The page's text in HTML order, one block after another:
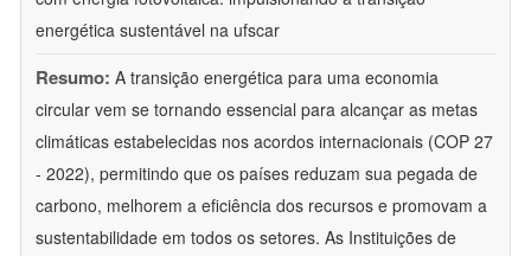
energética sustentável na ufscar
Resumo: A transição energética para uma economia
circular vem se tornando essencial para alcançar as metas
climáticas estabelecidas nos acordos internacionais (COP 27
- 2022), permitindo que os países reduzam sua pegada de
carbono, melhorem a eficiência dos recursos e promovam a
sustentabilidade em todos os setores. As Instituições de